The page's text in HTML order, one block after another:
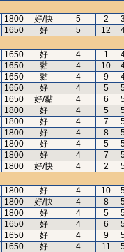
1800 好/快 5 2
1650 好 5 12
1650 好 4 1
1650 黏 4 10
1650 黏 4 9
1650 好 4 5
1650 好/黏 4 6
1800 好 4 5
1800 好 4 7
1800 好 4 8
1800 好 4 5
1800 好 4 7
1800 好/快 4 2
1800 好 4 10
1800 好/快 4 8
1800 好 4 5
1650 好 4 6
1650 好 4 9
1650 好 4 11